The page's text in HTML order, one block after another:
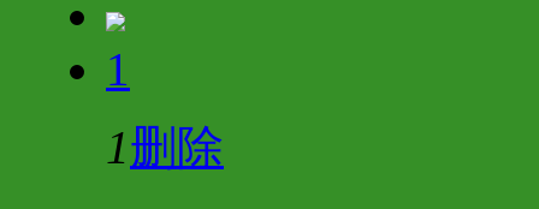
1
1删除